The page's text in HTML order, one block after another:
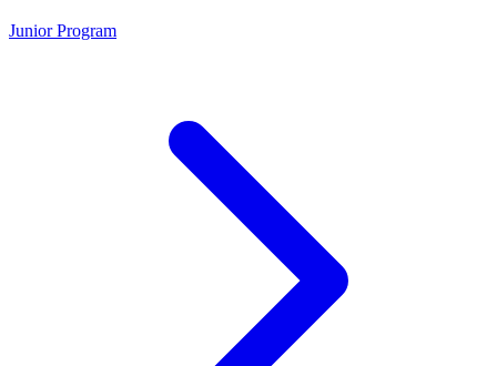
Junior Program